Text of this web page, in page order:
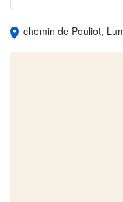
chemin de Pouliot,